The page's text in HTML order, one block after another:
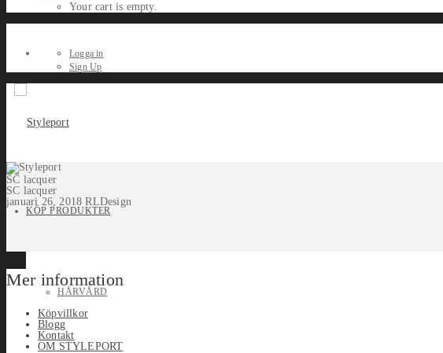
Your cart is empty.
Logga in
Sign Up
KÖP PRODUKTER
HÅRVÅRD
SC lacquer
SC lacquer
januari 26, 2018 RLDesign
Mer information
Köpvillkor
Blogg
Kontakt
OM STYLEPORT